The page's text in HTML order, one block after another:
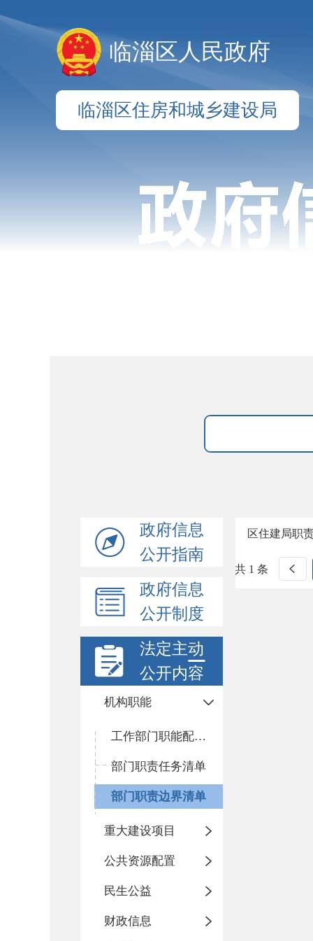
临淄区人民政府
临淄区住房和城乡建设局
政府信息
公开指南
政府信息
公开制度
法定主动
公开内容
机构职能
工作部门职能配置及内设机构
部门职责任务清单
部门职责边界清单
重大建设项目
公共资源配置
民生公益
财政信息
区住建局职
共 1 条